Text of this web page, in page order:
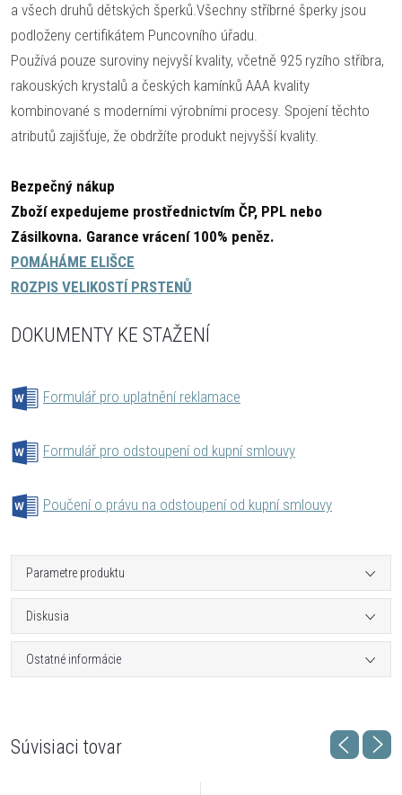
a všech druhů dětských šperků.Všechny stříbrné šperky jsou
podloženy certifikátem Puncovního úřadu.
Používá pouze suroviny nejvyší kvality, včetně 925 ryzího stříbra,
rakouských krystalů a českých kamínků AAA kvality
kombinované s moderními výrobními procesy. Spojení těchto
atributů zajišťuje, že obdržíte produkt nejvyšší kvality.
Bezpečný nákup
Zboží expedujeme prostřednictvím ČP, PPL nebo
Zásilkovna. Garance vrácení 100% peněz.
POMÁHÁME ELIŠCE
ROZPIS VELIKOSTÍ PRSTENŮ
DOKUMENTY KE STAŽENÍ
Formulář pro uplatnění reklamace
Formulář pro odstoupení od kupní smlouvy
Poučení o právu na odstoupení od kupní smlouvy
Parametre produktu
Diskusia
Ostatné informácie
Súvisiaci tovar